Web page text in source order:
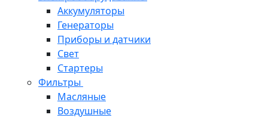
Аккумуляторы
Генераторы
Приборы и датчики
Свет
Стартеры
Фильтры
Масляные
Воздушные